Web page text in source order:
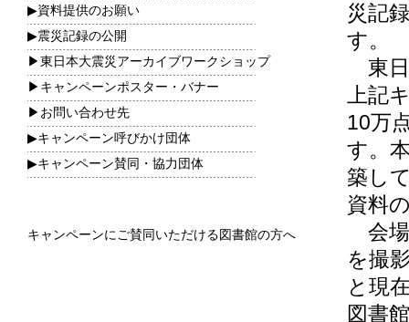
災記
す。
東日
上記
10万
す。
築し
資料
会場
を撮
と現
図書
▶資料提供のお願い
▶震災記録の公開
▶東日本大震災アーカイブワークショップ
▶キャンペーンポスター・バナー
▶お問い合わせ先
▶キャンペーン呼びかけ団体
▶キャンペーン賛同・協力団体
キャンペーンにご賛同いただける図書館の方へ